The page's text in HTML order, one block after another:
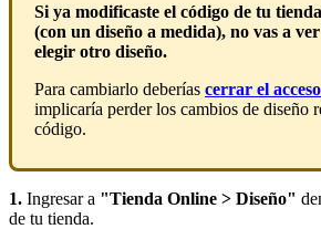
Si ya modificaste el código de tu
(con un diseño a medida), no vas a
elegir otro diseño.
Para cambiarlo deberías cerrar el
implicaría perder los cambios de diseño
código.
1. Ingresar a "Tienda Online > Diseño"
de tu tienda.